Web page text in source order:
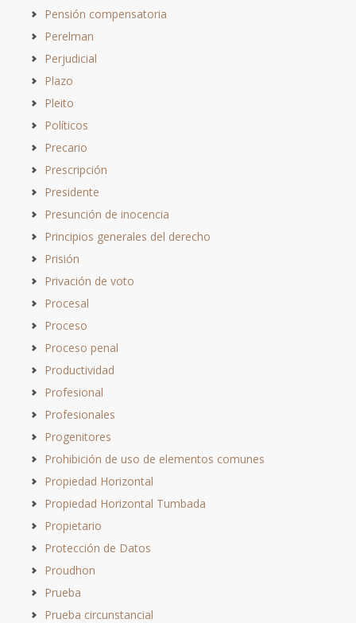
Pensión compensatoria
Perelman
Perjudicial
Plazo
Pleito
Políticos
Precario
Prescripción
Presidente
Presunción de inocencia
Principios generales del derecho
Prisión
Privación de voto
Procesal
Proceso
Proceso penal
Productividad
Profesional
Profesionales
Progenitores
Prohibición de uso de elementos comunes
Propiedad Horizontal
Propiedad Horizontal Tumbada
Propietario
Protección de Datos
Proudhon
Prueba
Prueba circunstancial